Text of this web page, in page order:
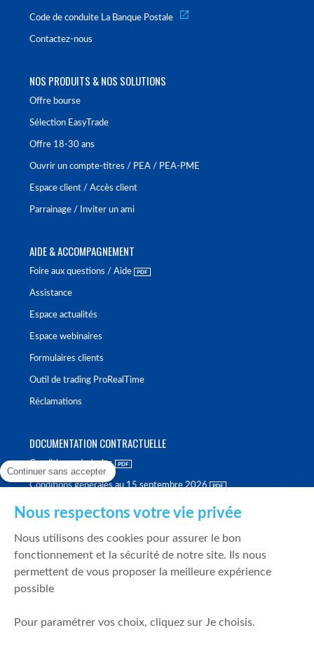
Code de conduite La Banque Postale
Contactez-nous
NOS PRODUITS & NOS SOLUTIONS
Offre bourse
Sélection EasyTrade
Offre 18-30 ans
Ouvrir un compte-titres / PEA / PEA-PME
Espace client / Accès client
Parrainage / Inviter un ami
AIDE & ACCOMPAGNEMENT
Foire aux questions / Aide
Assistance
Espace actualités
Espace webinaires
Formulaires clients
Outil de trading ProRealTime
Réclamations
DOCUMENTATION CONTRACTUELLE
Conditions générales
Conditions générales au 15 septembre 2026
Politique de meilleure sélection
Politique de durabilité
Fonds de garantie des dépôts et de résolution
Continuer sans accepter
Nous respectons votre vie privée
Nous utilisons des cookies pour assurer le bon
fonctionnement et la sécurité de notre site. Ils nous
permettent de vous proposer la meilleure expérience
possible
Pour paramétrer vos choix, cliquez sur Je choisis.